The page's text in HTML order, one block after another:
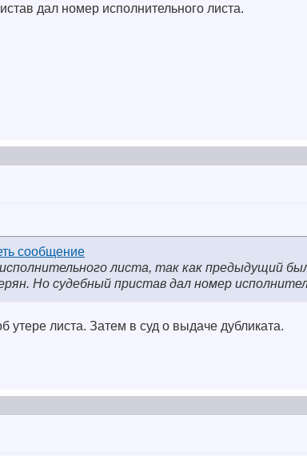
дал номер исполнительного листа.
листа, так как предыдущий
Но судебный пристав дал номер
утере листа. Затем в суд о выдаче дубликата.